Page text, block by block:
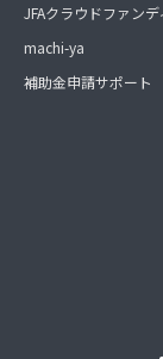
JFAクラウドファン
machi-ya
補助金申請サポート